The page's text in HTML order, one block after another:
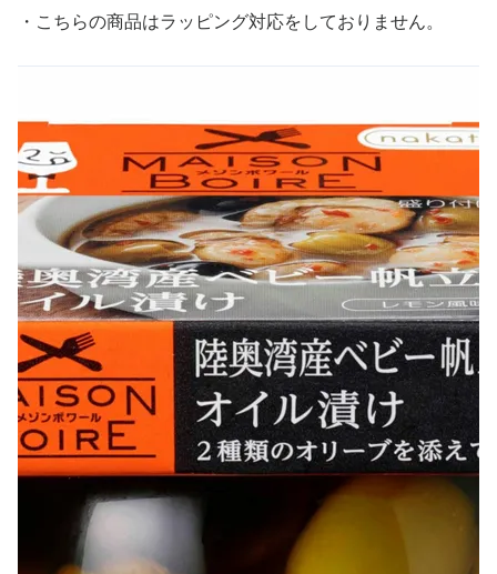
・こちらの商品はラッピング対応をしておりません。